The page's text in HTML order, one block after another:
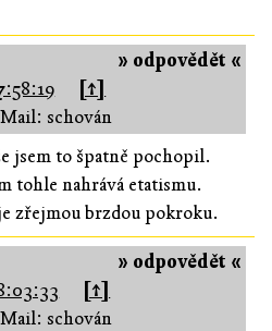
» odpovědět «
[↑]
Mail: schován
jsem to špatně pochopil.
tohle nahrává etatismu.
zřejmou brzdou pokroku.
» odpovědět «
[↑]
Mail: schován